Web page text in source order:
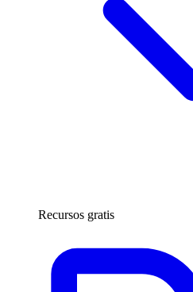
Recursos gratis